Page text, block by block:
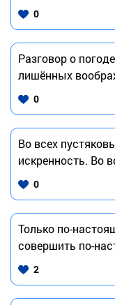
0
Разговор о
лишённых
0
Во всех
искренность. Во
0
Только по-
совершить по-
2